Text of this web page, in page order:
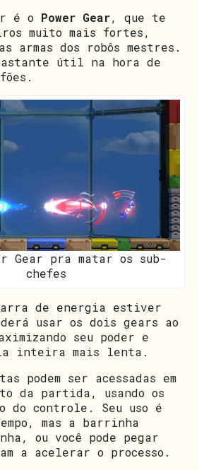
é o Power Gear, que te
muito mais fortes,
armas dos robôs mestres.
útil na hora de
Gear pra matar os sub-
chefes
de energia estiver
usar os dois gears ao
seu poder e
inteira mais lenta.
podem ser acessadas em
da partida, usando os
do controle. Seu uso é
mas a barrinha
ou você pode pegar
a acelerar o processo.